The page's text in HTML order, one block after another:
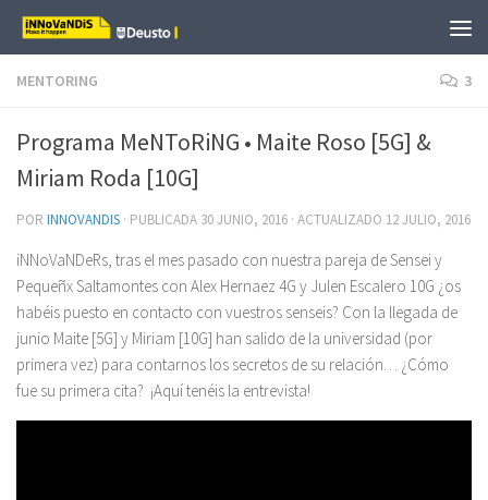
Saltar al contenido
MENTORING 3
Programa MeNToRiNG • Maite Roso [5G] &
Miriam Roda [10G]
POR INNOVANDIS · PUBLICADA 30 JUNIO, 2016 · ACTUALIZADO 12 JULIO, 2016
iNNoVaNDeRs, tras el mes pasado con nuestra pareja de Sensei y
Pequeñx Saltamontes con Alex Hernaez 4G y Julen Escalero 10G ¿os
habéis puesto en contacto con vuestros senseis? Con la llegada de
junio Maite [5G] y Miriam [10G] han salido de la universidad (por
primera vez) para contarnos los secretos de su relación… ¿Cómo
fue su primera cita? ¡Aquí tenéis la entrevista!